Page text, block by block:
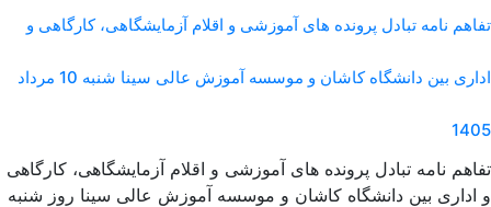
تفاهم نامه تبادل پرونده‌ های آموزشی و اقلام آزمایشگاهی، کارگاهی و
اداری بین دانشگاه کاشان و موسسه آموزش عالی سینا شنبه 10 مرداد
1405
تفاهم نامه تبادل پرونده‌ های آموزشی و اقلام آزمایشگاهی، کارگاهی
و اداری بین دانشگاه کاشان و موسسه آموزش عالی سینا روز شنبه